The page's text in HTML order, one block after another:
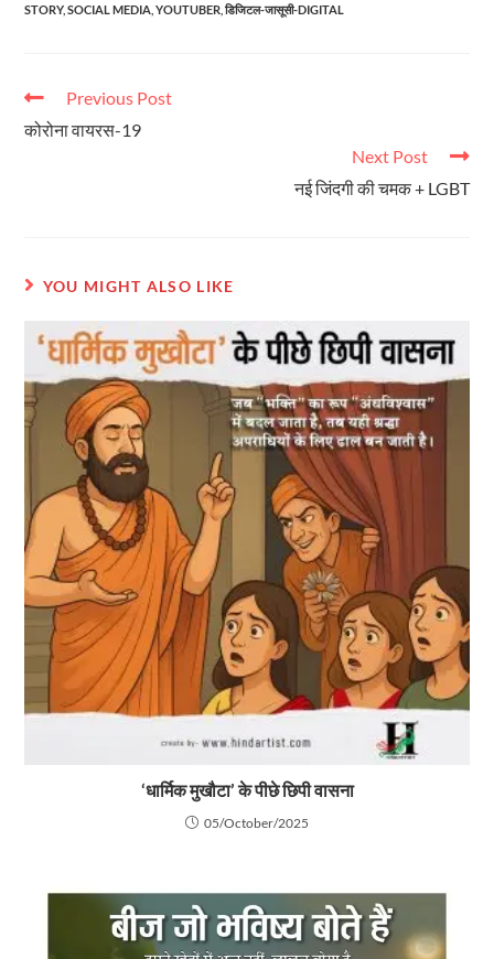
STORY, SOCIAL MEDIA YOUTUBER डिजिटल-जासूसी-DIGITAL
Previous Post
कोरोना वायरस-19
Next Post
नई जिंदगी की चमक + LGBT
YOU MIGHT ALSO LIKE
‘धार्मिक मुखौटा’ के पीछे छिपी वासना
05/October/2025